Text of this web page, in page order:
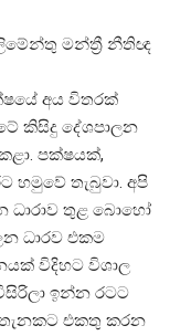
මන්ත්‍රී නීතිඥ
අය විතරක්
කිසිදු දේශපාලන
පක්ෂයක්,
හමුවේ තැබුවා. අපි
ධාරාව තුළ බොහෝ
ධාරව එකම
විදිහට විශාල
ඉන්න රටට
එකතු කරන